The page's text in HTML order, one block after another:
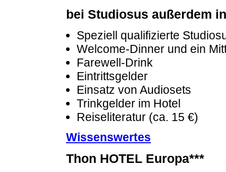
bei Studiosus außerdem
Speziell qualifizierte
Welcome-Dinner und ein
Farewell-Drink
Eintrittsgelder
Einsatz von Audiosets
Trinkgelder im Hotel
Reiseliteratur (ca. 15 €)
Wissenswertes
Thon HOTEL Europa***